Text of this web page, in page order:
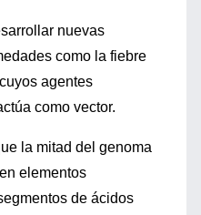
nuevas
como la fiebre
agentes
como vector.
la mitad del genoma
elementos
de ácidos